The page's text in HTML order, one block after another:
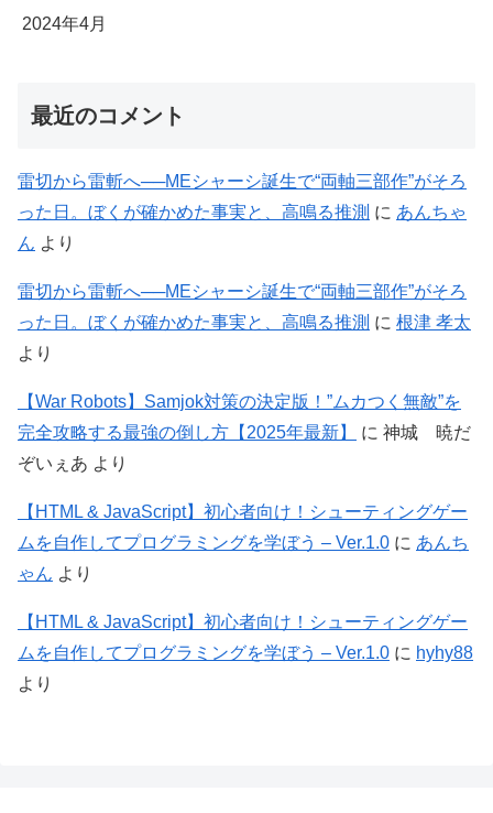
2024年4月
最近のコメント
雷切から雷斬へ──MEシャーシ誕生で“両軸三部作”がそろ
った日。ぼくが確かめた事実と、高鳴る推測 に あんちゃ
ん より
雷切から雷斬へ──MEシャーシ誕生で“両軸三部作”がそろ
った日。ぼくが確かめた事実と、高鳴る推測 に 根津 孝太
より
【War Robots】Samjok対策の決定版！”ムカつく無敵”を
完全攻略する最強の倒し方【2025年最新】
に 神城 暁だ
ぞいぇあ より
【HTML & JavaScript】初心者向け！シューティングゲー
ムを自作してプログラミングを学ぼう – Ver.1.0 に あんち
ゃん より
【HTML & JavaScript】初心者向け！シューティングゲー
ムを自作してプログラミングを学ぼう – Ver.1.0 に hyhy88
より